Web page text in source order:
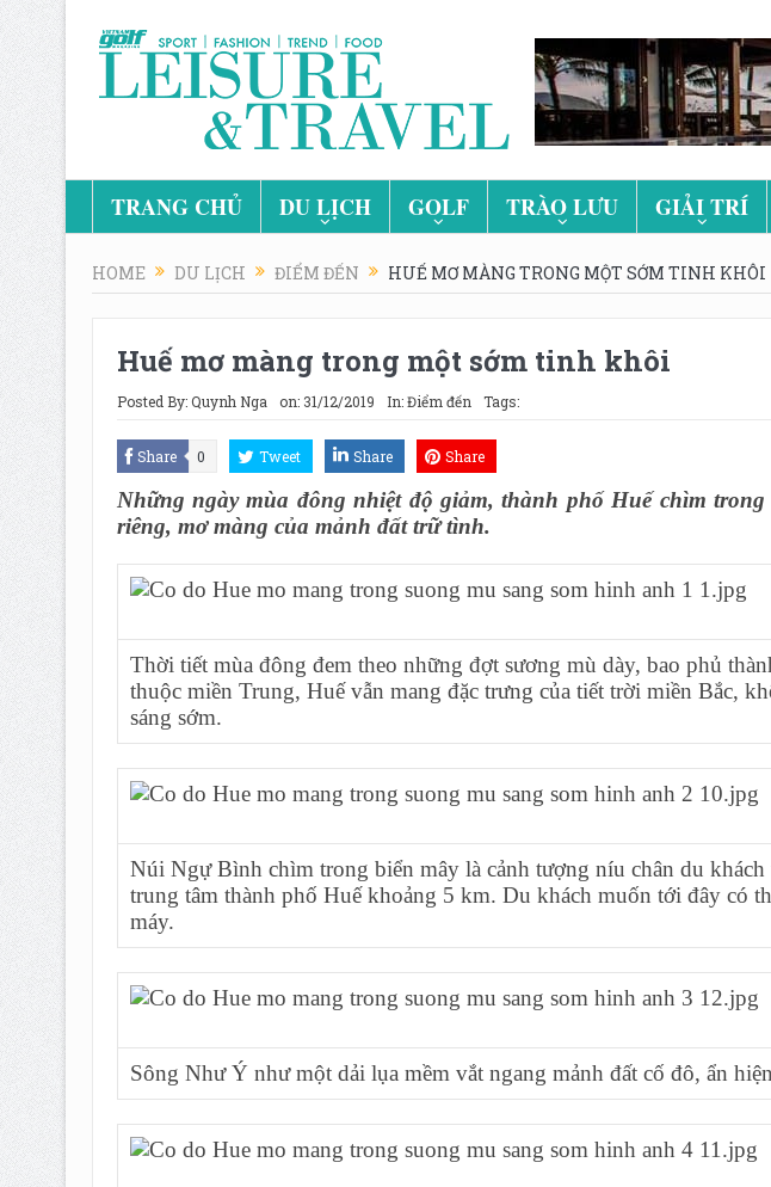
TRANG CHỦ DU LỊCH GOLF TRÀO LƯU GIẢI TRÍ
HOME DU LỊCH ĐIỂM ĐẾN HUẾ MƠ MÀNG TRONG MỘT SỚM TINH KHÔI
Huế mơ màng trong một sớm tinh khôi
Posted By:Quynh Nga on: 31/12/2019 In:Điểm đến Tags:
Share 0 Tweet Share Share
Những ngày mùa đông nhiệt độ giảm, thành phố Huế chìm
riêng, mơ màng của mảnh đất trữ tình.
Thời tiết mùa đông đem theo những đợt sương mù dày, bao phủ
thuộc miền Trung, Huế vẫn mang đặc trưng của tiết trời miền Bắc,
sáng sớm.
Núi Ngự Bình chìm trong biển mây là cảnh tượng níu chân du
trung tâm thành phố Huế khoảng 5 km. Du khách muốn tới đây có
máy.
Sông Như Ý như một dải lụa mềm vắt ngang mảnh đất cố đô, ẩn